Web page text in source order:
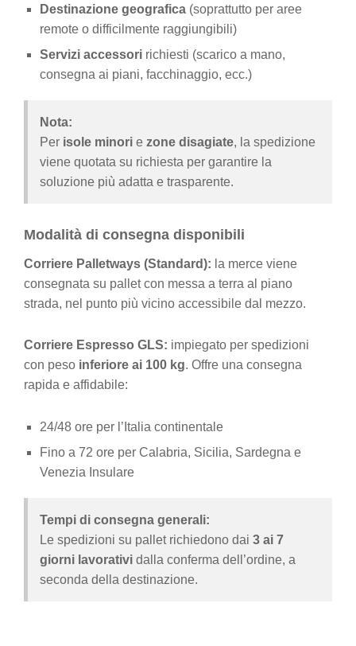
Destinazione geografica (soprattutto per aree
remote o difficilmente raggiungibili)
Servizi accessori richiesti (scarico a mano,
consegna ai piani, facchinaggio, ecc.)
Nota:
Per isole minori e zone disagiate, la spedizione
viene quotata su richiesta per garantire la
soluzione più adatta e trasparente.
Modalità di consegna disponibili
Corriere Palletways (Standard): la merce viene
consegnata su pallet con messa a terra al piano
strada, nel punto più vicino accessibile dal mezzo.
Corriere Espresso GLS: impiegato per spedizioni
con peso inferiore ai 100 kg. Offre una consegna
rapida e affidabile:
24/48 ore per l’Italia continentale
Fino a 72 ore per Calabria, Sicilia, Sardegna e
Venezia Insulare
Tempi di consegna generali:
Le spedizioni su pallet richiedono dai 3 ai 7
giorni lavorativi dalla conferma dell’ordine, a
seconda della destinazione.